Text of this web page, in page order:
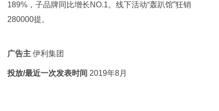
189%，子品牌同比增长NO.1。线下活动“轰趴馆”狂销
280000提。
广告主 伊利集团
投放/最近一次发表时间 2019年8月